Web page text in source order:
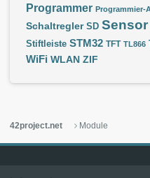
Programmer Programmier-
Schaltregler SD Sensor
Stiftleiste STM32 TFT TL866
WiFi WLAN ZIF
42project.net Module